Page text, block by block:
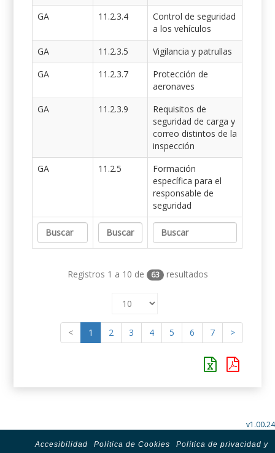
GA
11.2.3.4
Control de seguridad
a los vehículos
GA
11.2.3.5
Vigilancia y patrullas
GA
11.2.3.7
Protección de
aeronaves
GA
11.2.3.9
Requisitos de
seguridad de carga y
correo distintos de la
inspección
GA
11.2.5
Formación
específica para el
responsable de
seguridad
Registros 1 a 10 de 63 resultados
< 1 2 3 4 5 6 7 >
v1.00.24
Accesibilidad Política de Cookies
Política de privacidad y